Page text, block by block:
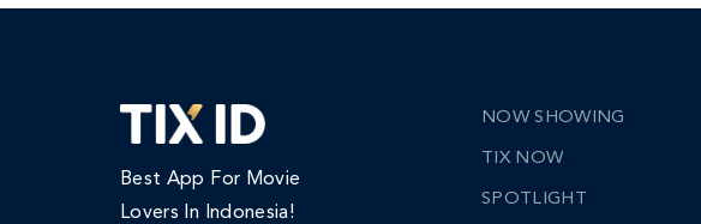
Best App For Movie
Lovers In Indonesia!
NOW SHOWING
TIX NOW
SPOTLIGHT